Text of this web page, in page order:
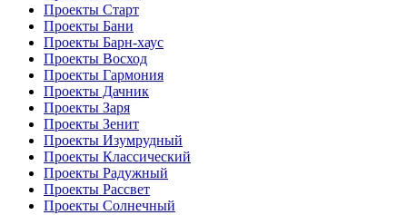
Проекты Старт
Проекты Бани
Проекты Барн-хаус
Проекты Восход
Проекты Гармония
Проекты Дачник
Проекты Заря
Проекты Зенит
Проекты Изумрудный
Проекты Классический
Проекты Радужный
Проекты Рассвет
Проекты Солнечный